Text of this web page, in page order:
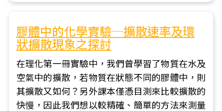
膠體中的化學實驗─擴散速率及環
狀擴散現象之探討
在理化第一冊實驗中，我們曾學習了物質在水及
空氣中的擴散，若物質在狀態不同的膠體中，則
其擴散又如何？另外課本僅憑目測來比較擴散的
快慢，因此我們想以較精確、簡單的方法來測量